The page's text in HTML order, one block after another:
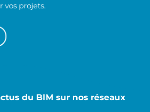
vos projets.
du BIM sur nos réseaux